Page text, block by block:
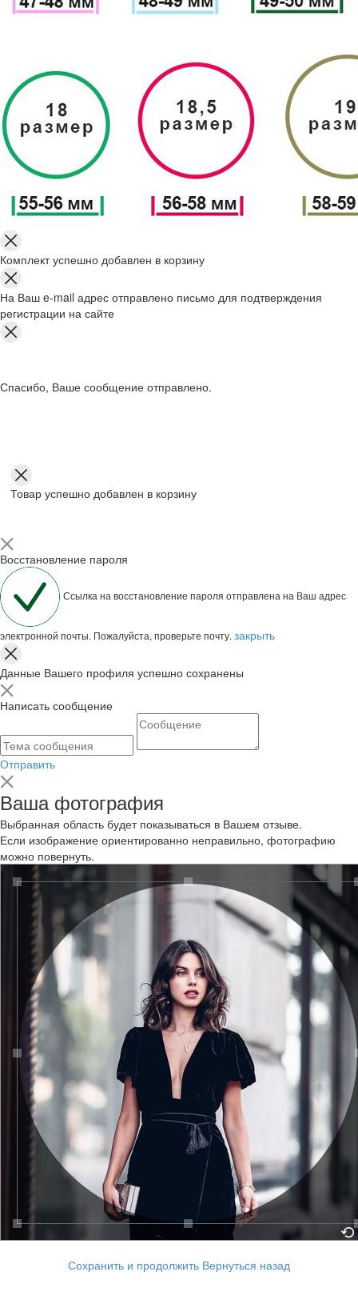
Комплект успешно добавлен в корзину
На Ваш e-mail адрес отправлено письмо для подтверждения
регистрации на сайте
Спасибо, Ваше сообщение отправлено.
Товар успешно добавлен в корзину
Восстановление пароля
Ссылка на восстановление пароля отправлена на Ваш адрес
электронной почты. Пожалуйста, проверьте почту. закрыть
Данные Вашего профиля успешно сохранены
Написать сообщение
Отправить
Ваша фотография
Выбранная область будет показываться в Вашем отзыве.
Если изображение ориентированно неправильно, фотографию
можно повернуть.
Сохранить и продолжить Вернуться назад